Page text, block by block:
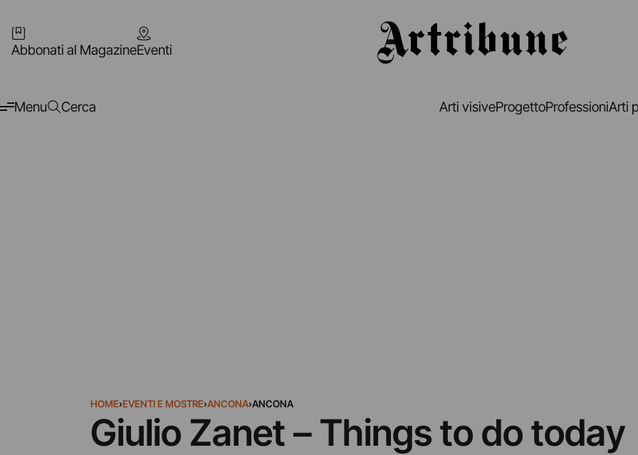
Abbonati al MagazineEventi
Menu Cerca Arti visiveProgettoProfessioniArti
HOME›EVENTI E MOSTRE›ANCONA›ANCONA
Giulio Zanet – Things to do today